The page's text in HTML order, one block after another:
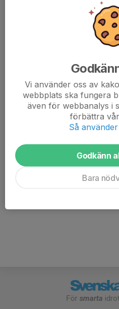
Vi kör i Mjölby den här
vid RC-banan Bockarp Ring.
bana, delar av gamla
(jobbiga) backar från
Efter träning blir det fri hopp
hoppen (det som kallas för
ryggskydd gäller om man
Skriv gärna om man
samordna. Det går även bra
stationen upp till
För smarta
Vi använder oss av
webbplats ska fungera
även för webbanalys i
förbättra
Så
Godkänn
Bara